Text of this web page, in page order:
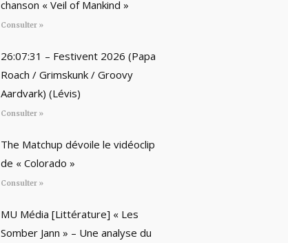
chanson « Veil of Mankind »
Consulter »
26:07:31 – Festivent 2026 (Papa
Roach / Grimskunk / Groovy
Aardvark) (Lévis)
Consulter »
The Matchup dévoile le vidéoclip
de « Colorado »
Consulter »
MU Média [Littérature] « Les
Somber Jann » – Une analyse du